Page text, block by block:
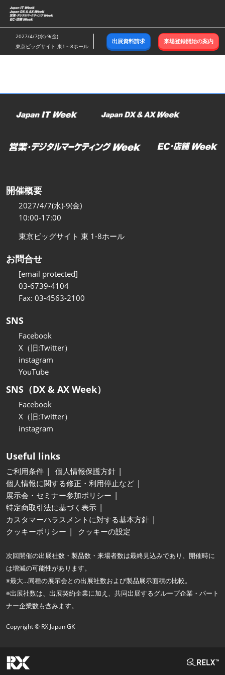
ス
キ
ッ
し
む
2027/4/7(水)-9(金)
東京ビッグサイト 東1～8ホール
出展資料請求 来場登録開始の案内
開催概要
2027/4/7(水)-9(金)
10:00-17:00
東京ビッグサイト 東 1-8ホール
お問合せ
[email protected]
03-6739-4104
Fax: 03-4563-2100
SNS
Facebook
X（旧:Twitter）
instagram
YouTube
SNS（DX & AX Week）
Facebook
X（旧:Twitter）
instagram
Useful links
ご利用条件
個人情報保護方針
個人情報に関する修正・利用停止など
展示会・セミナー参加ポリシー
特定商取引法に基づく表示
カスタマーハラスメントに対する基本方針
クッキーポリシー
クッキーの設定
次回開催の出展社数・製品数・来場者数は最終見込みであり、開催時に
は増減の可能性があります。
※最大…同種の展示会との出展社数および製品展示面積の比較。
※出展社数は、出展契約企業に加え、共同出展するグループ企業・パート
ナー企業数も含みます。
Copyright © RX Japan GK